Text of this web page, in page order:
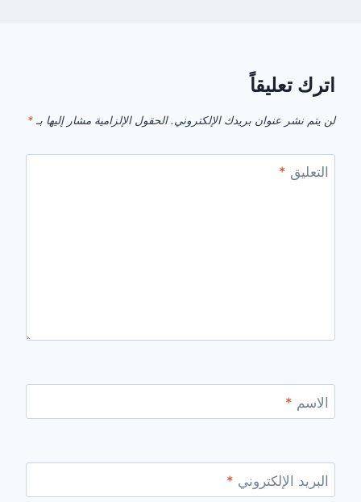
اترك تعليقاً
لن يتم نشر عنوان بريدك الإلكتروني. الحقول الإلزامية مشار إليها بـ *
التعليق *
الاسم *
البريد الإلكتروني *